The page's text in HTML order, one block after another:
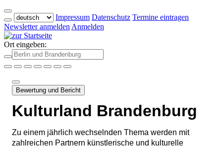
Impressum Datenschutz Termine eintragen
Newsletter anmelden Anmelden
Ort eingeben:
Bewertung und Bericht
Kulturland Brandenburg
Zu einem jährlich wechselnden Thema werden mit
zahlreichen Partnern künstlerische und kulturelle